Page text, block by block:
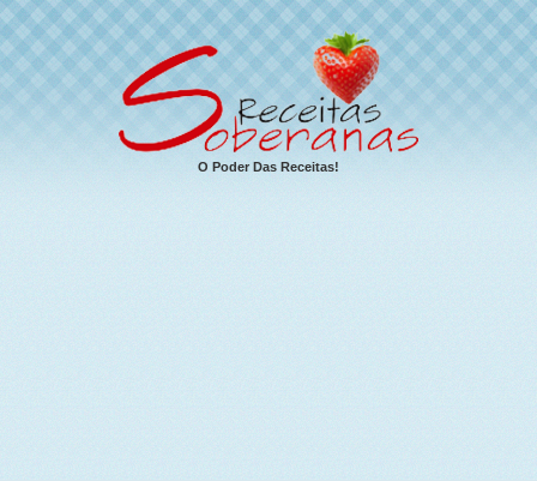
O Poder Das Receitas!